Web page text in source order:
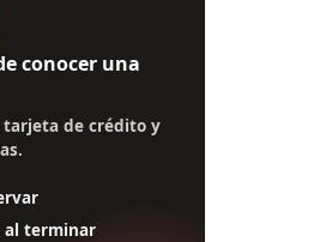
conocer una
tarjeta de crédito y
al terminar